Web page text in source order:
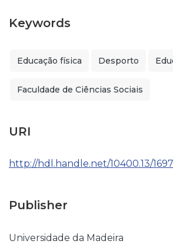
Keywords
Educação física Desporto
Faculdade de Ciências Sociais
URI
http://hdl.handle.net/10400.13/1697
Publisher
Universidade da Madeira